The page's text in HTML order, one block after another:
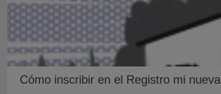
Cómo inscribir en el Registro mi